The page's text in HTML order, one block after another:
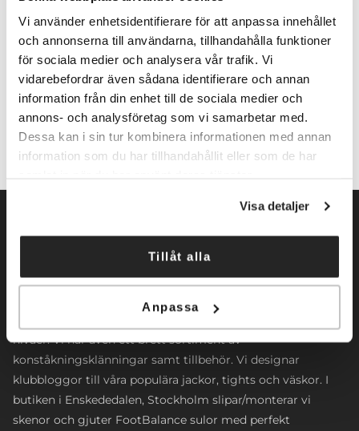
Vi använder enhetsidentifierare för att anpassa innehållet
och annonserna till användarna, tillhandahålla funktioner
för sociala medier och analysera vår trafik. Vi
vidarebefordrar även sådana identifierare och annan
information från din enhet till de sociala medier och
annons- och analysföretag som vi samarbetar med.
Dessa kan i sin tur kombinera informationen med annan
information som du har tillhandahållit eller som de har
Visa detaljer
Tillåt alla
Anpassa
Lägg till i varukorg
Norrköpings Skateshop startade sin verksamhet 2009. Vi
inriktar oss främst mot konståkning. Företaget
nivåer. Vi har även ett brett sortiment av
konståkningsklänningar samt tillbehör. Vi designar
klubbloggor till våra populära jackor, tights och väskor. I
butiken i Enskededalen, Stockholm slipar/monterar vi
skenor och gjuter FootBalance sulor med perfekt